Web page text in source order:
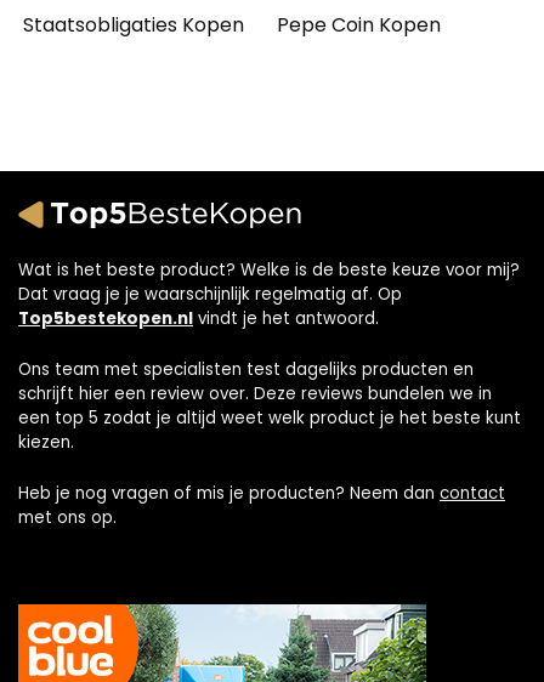
Staatsobligaties Kopen Pepe Coin Kopen
Wat is het beste product? Welke is de beste keuze voor mij?
Dat vraag je je waarschijnlijk regelmatig af. Op
Top5bestekopen.nl vindt je het antwoord.
Ons team met specialisten test dagelijks producten en
schrijft hier een review over. Deze reviews bundelen we in
een top 5 zodat je altijd weet welk product je het beste kunt
kiezen.
Heb je nog vragen of mis je producten? Neem dan contact
met ons op.